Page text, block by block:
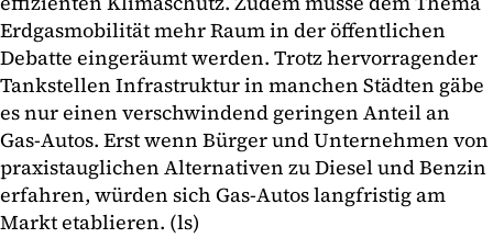
Erdgasmobilität mehr Raum in der öffentlichen
Debatte eingeräumt werden. Trotz hervorragender
Tankstellen Infrastruktur in manchen Städten gäbe
es nur einen verschwindend geringen Anteil an
Gas-Autos. Erst wenn Bürger und Unternehmen von
praxistauglichen Alternativen zu Diesel und Benzin
erfahren, würden sich Gas-Autos langfristig am
Markt etablieren. (ls)